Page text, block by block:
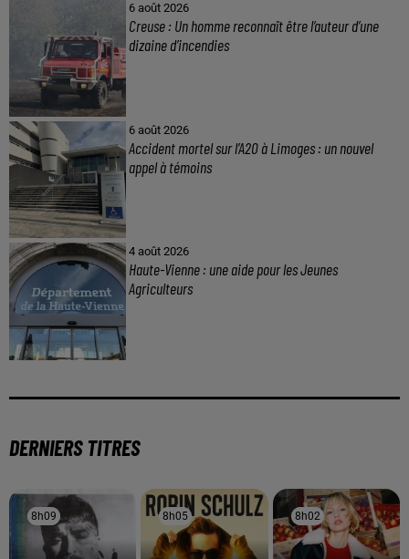
6 août 2026
Creuse : Un homme reconnaît être l’auteur d’une
dizaine d’incendies
6 août 2026
Accident mortel sur l’A20 à Limoges : un nouvel
appel à témoins
4 août 2026
Haute-Vienne : une aide pour les Jeunes
Agriculteurs
DERNIERS TITRES
8h09
8h09 8h05
8h05 8h02
8h02